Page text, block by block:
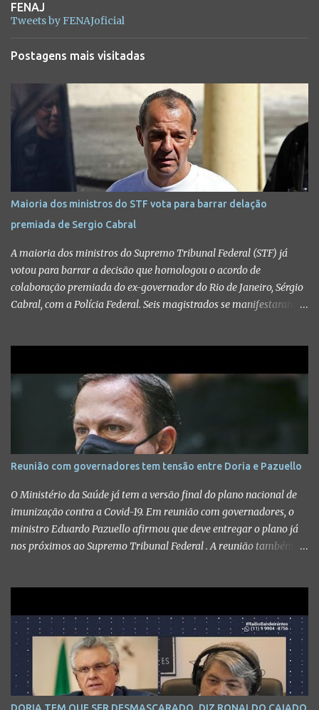
FENAJ
Tweets by FENAJoficial
Postagens mais visitadas
Maioria dos ministros do STF vota para barrar delação
premiada de Sergio Cabral
A maioria dos ministros do Supremo Tribunal Federal (STF) já
votou para barrar a decisão que homologou o acordo de
colaboração premiada do ex-governador do Rio de Janeiro, Sérgio
Cabral, com a Polícia Federal. Seis magistrados se manifestaram
à delação do ex-governador do Rio foi formado depois que sete
ministros votaram para tornar sem efeito a decisão do ministro
Edson Fachin, de 2020, que homologou o acordo de colaboração
premiada do ex-governador, condenado a mais de 300 anos de
prisão na Operação Lava Jato. Fonte: Maioria dos ministros do
STF vota para barrar delação premiada de Sergio Cabral - Jornal
Reunião com governadores tem tensão entre Doria e Pazuello
O Ministério da Saúde já tem a versão final do plano nacional de
imunização contra a Covid-19. Em reunião com governadores, o
ministro Eduardo Pazuello afirmou que deve entregar o plano já
nos próximos ao Supremo Tribunal Federal . A reunião também